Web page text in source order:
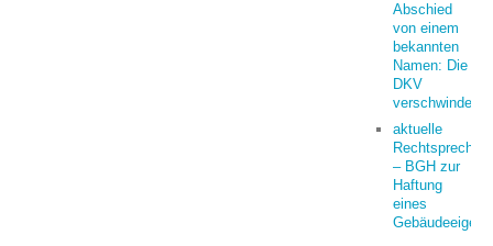
Abschied
von einem
bekannten
Namen: Die
DKV
verschwindet
aktuelle
– BGH zur
Haftung
eines